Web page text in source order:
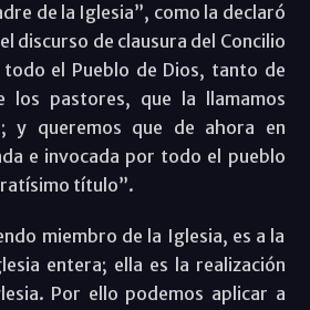
de la Iglesia”, como la declaró
discurso de clausura del Concilio
el Pueblo de Dios, tanto de
los pastores, que la llamamos
y queremos que de ahora en
e invocada por todo el pueblo
título”.
miembro de la Iglesia, es a la
entera; ella es la realización
Por ello podemos aplicar a